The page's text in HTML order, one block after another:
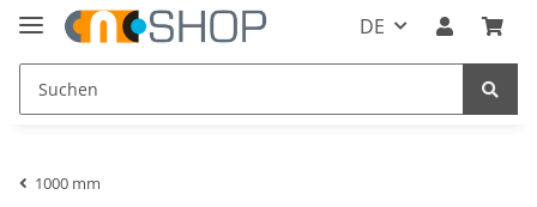
DE
1000 mm